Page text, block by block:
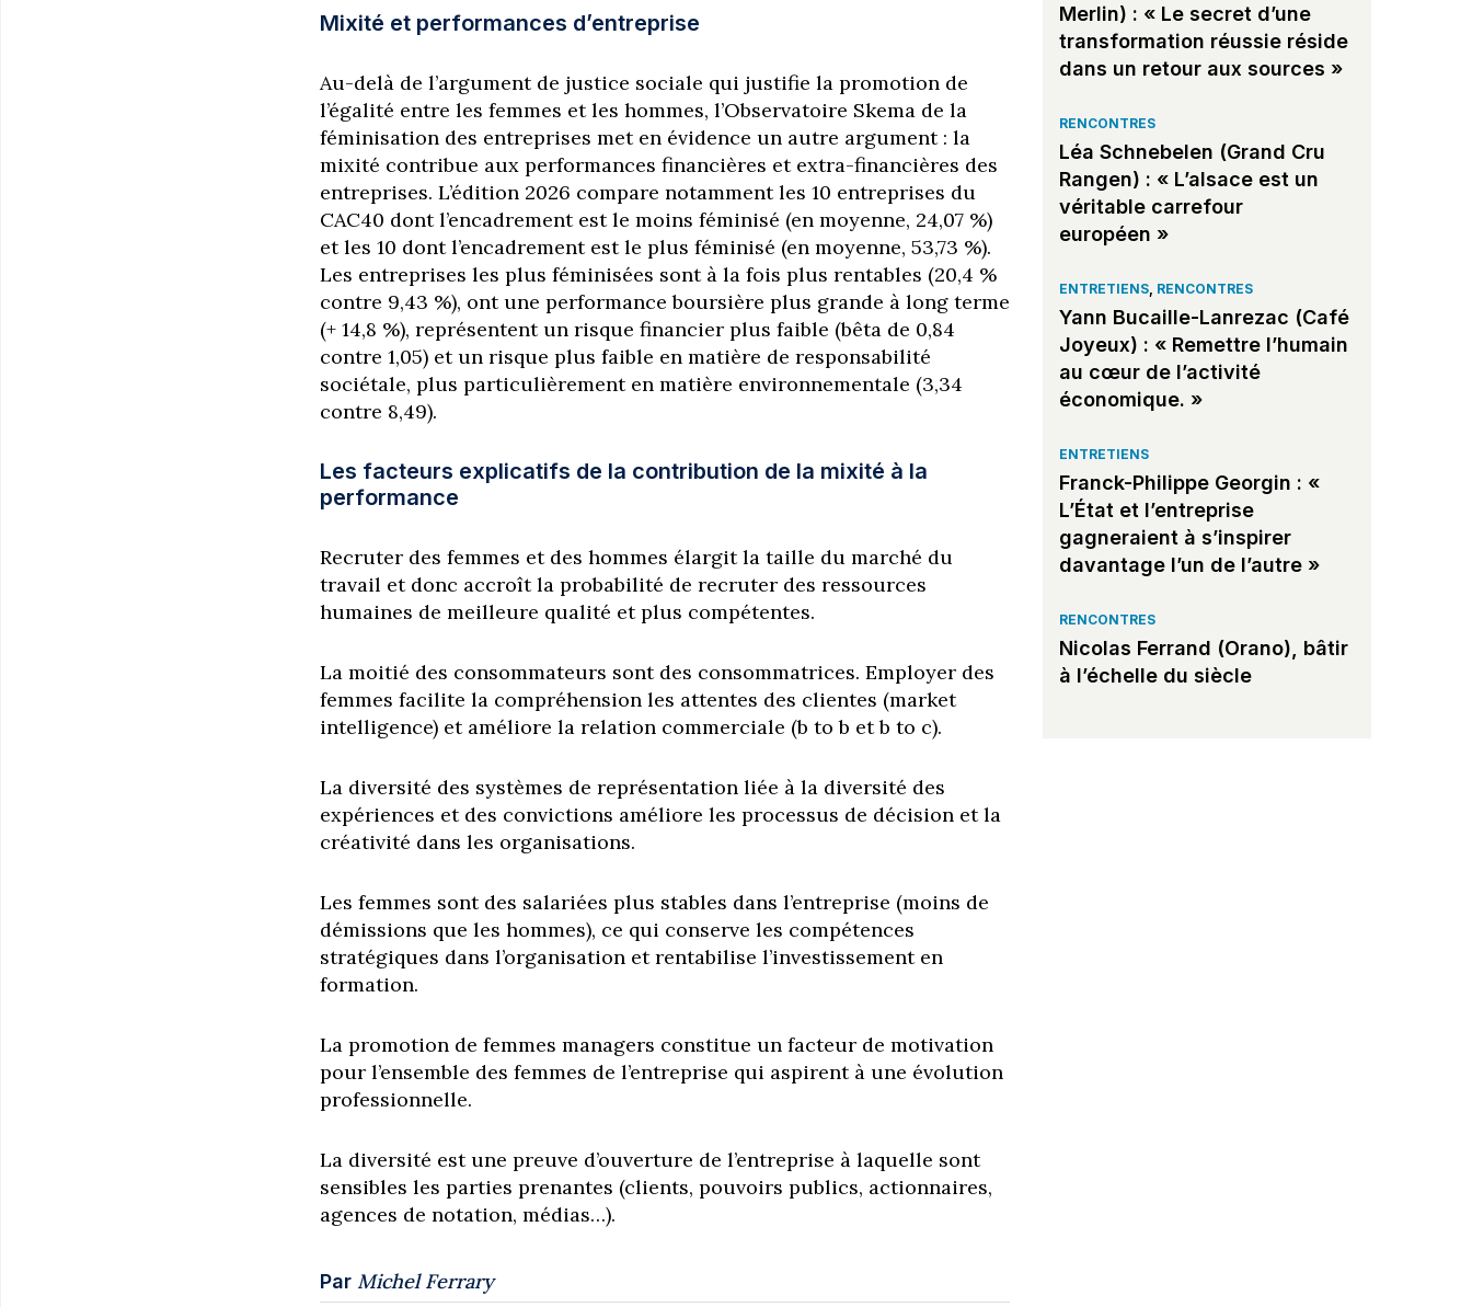
Mixité et performances d’entreprise
Au-delà de l’argument de justice sociale qui justifie la promotion de
l’égalité entre les femmes et les hommes, l’Observatoire Skema de la
féminisation des entreprises met en évidence un autre argument : la
mixité contribue aux performances financières et extra-financières des
entreprises. L’édition 2026 compare notamment les 10 entreprises du
CAC40 dont l’encadrement est le moins féminisé (en moyenne, 24,07 %)
et les 10 dont l’encadrement est le plus féminisé (en moyenne, 53,73 %).
Les entreprises les plus féminisées sont à la fois plus rentables (20,4 %
contre 9,43 %), ont une performance boursière plus grande à long terme
(+ 14,8 %), représentent un risque financier plus faible (bêta de 0,84
contre 1,05) et un risque plus faible en matière de responsabilité
sociétale, plus particulièrement en matière environnementale (3,34
contre 8,49).
Les facteurs explicatifs de la contribution de la mixité à la
performance
Recruter des femmes et des hommes élargit la taille du marché du
travail et donc accroît la probabilité de recruter des ressources
humaines de meilleure qualité et plus compétentes.
La moitié des consommateurs sont des consommatrices. Employer des
femmes facilite la compréhension les attentes des clientes (market
intelligence) et améliore la relation commerciale (b to b et b to c).
La diversité des systèmes de représentation liée à la diversité des
expériences et des convictions améliore les processus de décision et la
créativité dans les organisations.
Les femmes sont des salariées plus stables dans l’entreprise (moins de
démissions que les hommes), ce qui conserve les compétences
stratégiques dans l’organisation et rentabilise l’investissement en
formation.
La promotion de femmes managers constitue un facteur de motivation
pour l’ensemble des femmes de l’entreprise qui aspirent à une évolution
professionnelle.
La diversité est une preuve d’ouverture de l’entreprise à laquelle sont
sensibles les parties prenantes (clients, pouvoirs publics, actionnaires,
agences de notation, médias…).
Par Michel Ferrary
Merlin) : « Le secret d’une
transformation réussie réside
dans un retour aux sources »
RENCONTRES
Léa Schnebelen (Grand Cru
Rangen) : « L’alsace est un
véritable carrefour
européen »
ENTRETIENS, RENCONTRES
Yann Bucaille-Lanrezac (Café
Joyeux) : « Remettre l’humain
au cœur de l’activité
économique. »
ENTRETIENS
Franck-Philippe Georgin : «
L’État et l’entreprise
gagneraient à s’inspirer
davantage l’un de l’autre »
RENCONTRES
Nicolas Ferrand (Orano), bâtir
à l’échelle du siècle